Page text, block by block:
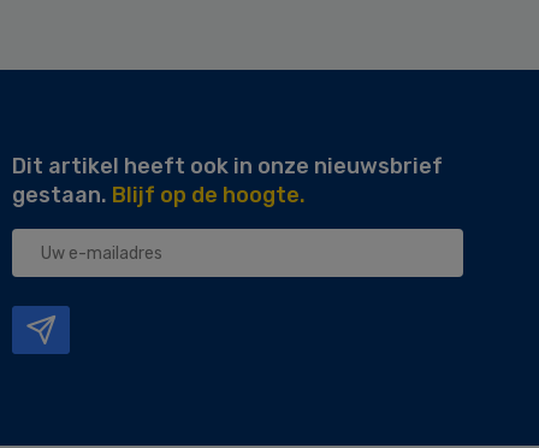
Dit artikel heeft ook in onze nieuwsbrief
gestaan. Blijf op de hoogte.
Uw